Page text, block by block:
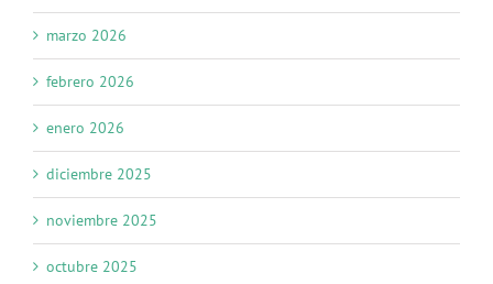
marzo 2026
febrero 2026
enero 2026
diciembre 2025
noviembre 2025
octubre 2025